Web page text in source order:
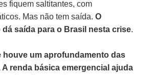
fiquem saltitantes, com
Mas não tem saída.O
dá saída para o Brasil nesta crise.
houve um aprofundamento das
renda básica emergencial ajuda